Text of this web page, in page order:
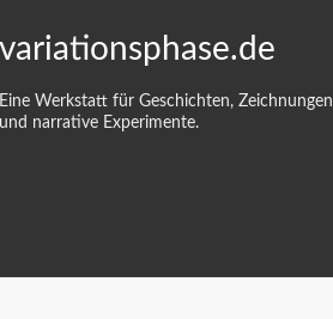
variationsphase.de
Eine Werkstatt für Geschichten, Zeichnungen
und narrative Experimente.